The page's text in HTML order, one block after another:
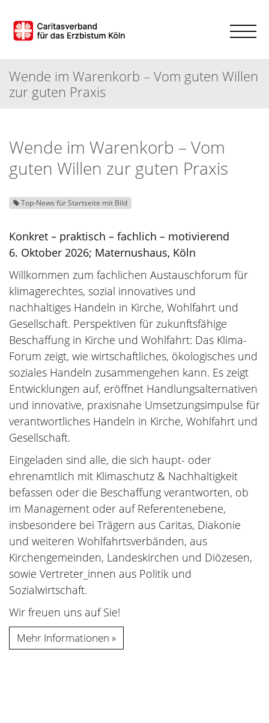
Wende im Warenkorb – Vom guten Willen
zur guten Praxis
Wende im Warenkorb – Vom
guten Willen zur guten Praxis
Top-News für Startseite mit Bild
Konkret – praktisch – fachlich – motivierend
6. Oktober 2026; Maternushaus, Köln
Willkommen zum fachlichen Austauschforum für
klimagerechtes, sozial innovatives und
nachhaltiges Handeln in Kirche, Wohlfahrt und
Gesellschaft. Perspektiven für zukunftsfähige
Beschaffung in Kirche und Wohlfahrt: Das Klima-
Forum zeigt, wie wirtschaftliches, ökologisches und
soziales Handeln zusammengehen kann. Es zeigt
Entwicklungen auf, eröffnet Handlungsalternativen
und innovative, praxisnahe Umsetzungsimpulse für
verantwortliches Handeln in Kirche, Wohlfahrt und
Gesellschaft.
Eingeladen sind alle, die sich haupt- oder
ehrenamtlich mit Klimaschutz & Nachhaltigkeit
befassen oder die Beschaffung verantworten, ob
im Management oder auf Referentenebene,
insbesondere bei Trägern aus Caritas, Diakonie
und weiteren Wohlfahrtsverbänden, aus
Kirchengemeinden, Landeskirchen und Diözesen,
sowie Vertreter_innen aus Politik und
Sozialwirtschaft.
Wir freuen uns auf Sie!
Mehr Informationen